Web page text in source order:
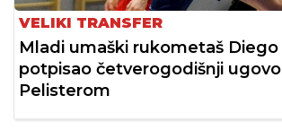
VELIKI TRANSFER
Mladi umaški rukometaš Diego
potpisao četverogodišnji
Pelisterom